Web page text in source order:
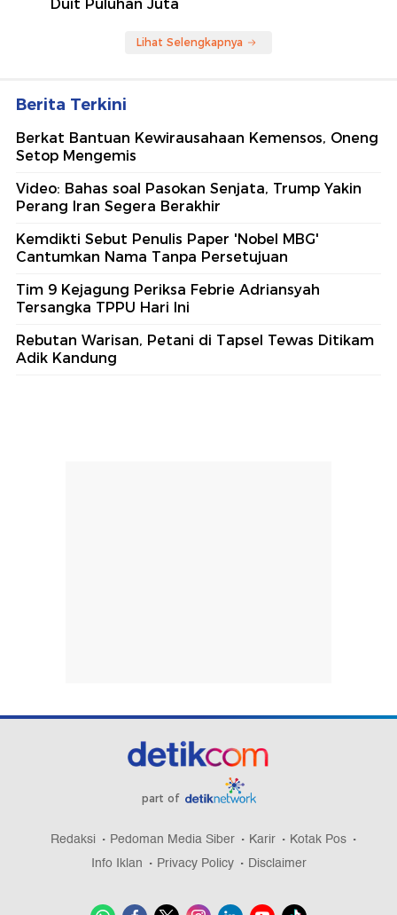
Duit Puluhan Juta
Lihat Selengkapnya
Berita Terkini
Berkat Bantuan Kewirausahaan Kemensos, Oneng
Setop Mengemis
Video: Bahas soal Pasokan Senjata, Trump Yakin
Perang Iran Segera Berakhir
Kemdikti Sebut Penulis Paper 'Nobel MBG'
Cantumkan Nama Tanpa Persetujuan
Tim 9 Kejagung Periksa Febrie Adriansyah
Tersangka TPPU Hari Ini
Rebutan Warisan, Petani di Tapsel Tewas Ditikam
Adik Kandung
part of
Redaksi Pedoman Media Siber Karir
Kotak Pos
Info Iklan
Privacy Policy Disclaimer